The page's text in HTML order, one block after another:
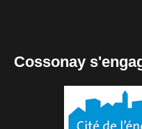
Cossonay